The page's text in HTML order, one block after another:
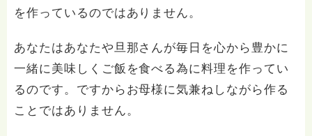
を作っているのではありません。
あなたはあなたや旦那さんが毎日を心から豊かに
一緒に美味しくご飯を食べる為に料理を作ってい
るのです。ですからお母様に気兼ねしながら作る
ことではありません。